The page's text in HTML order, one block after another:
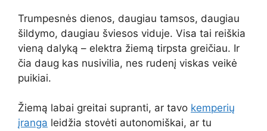
Trumpesnės dienos, daugiau tamsos, daugiau
šildymo, daugiau šviesos viduje. Visa tai reiškia
vieną dalyką – elektra žiemą tirpsta greičiau. Ir
čia daug kas nusivilia, nes rudenį viskas veikė
puikiai.
Žiemą labai greitai supranti, ar tavo kemperių
įranga leidžia stovėti autonomiškai, ar tu